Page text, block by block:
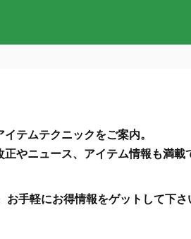
テムテクニックをご案内。
やニュース、アイテム情報も満載
手軽にお得情報をゲットして下さ